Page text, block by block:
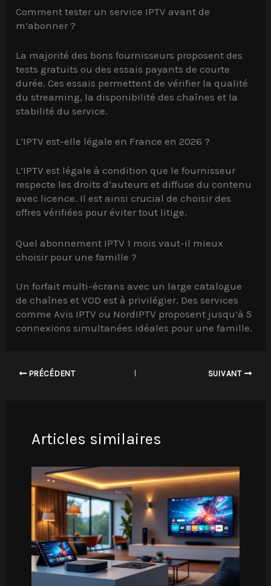
Comment tester un service IPTV avant de
m’abonner ?
La majorité des bons fournisseurs proposent des
tests gratuits ou des essais payants de courte
durée. Ces essais permettent de vérifier la qualité
du streaming, la disponibilité des chaînes et la
stabilité du service.
L’IPTV est-elle légale en France en 2026 ?
L’IPTV est légale à condition que le fournisseur
respecte les droits d’auteurs et diffuse du contenu
avec licence. Il est ainsi crucial de choisir des
offres vérifiées pour éviter tout litige.
Quel abonnement IPTV 1 mois vaut-il mieux
choisir pour une famille ?
Un forfait multi-écrans avec un large catalogue
de chaînes et VOD est à privilégier. Des services
comme Avis IPTV ou NordIPTV proposent jusqu’à 5
connexions simultanées idéales pour une famille.
PRÉCÉDENT SUIVANT
Articles similaires